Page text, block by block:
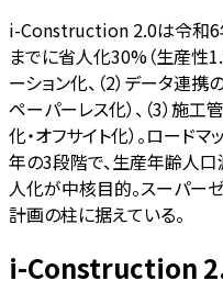
i-Construction 2.0は令和6
までに省人化30%（生産性
ーション化、（2）データ連携
ペーパーレス化）、（3）施工
化・オフサイト化）。ロード
年の3段階で、生産年齢人
人化が中核目的。スーパー
計画の柱に据えている。
i-Construction